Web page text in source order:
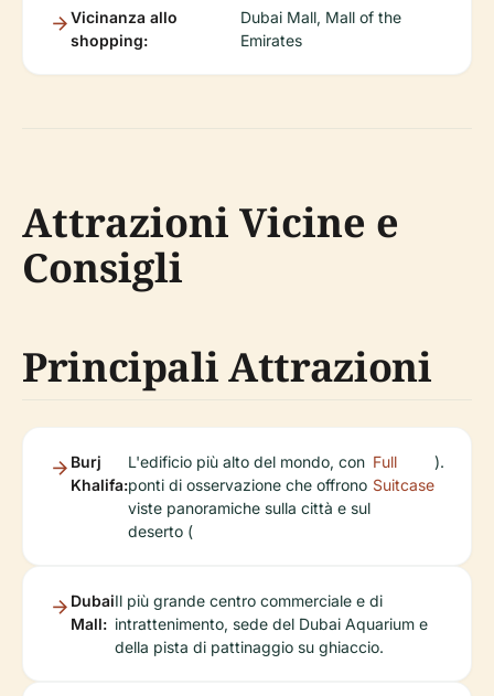
Vicinanza allo
shopping:
Dubai Mall, Mall of the
Emirates
Attrazioni Vicine e
Consigli
Principali Attrazioni
Burj
Khalifa:
L'edificio più alto del mondo, con
ponti di osservazione che offrono
viste panoramiche sulla città e sul
deserto (
Full
Suitcase
).
Dubai
Mall:
Il più grande centro commerciale e di
intrattenimento, sede del Dubai Aquarium e
della pista di pattinaggio su ghiaccio.